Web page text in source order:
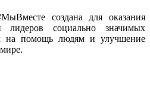
создана для оказания
социально значимых
на помощь людям и улучшение